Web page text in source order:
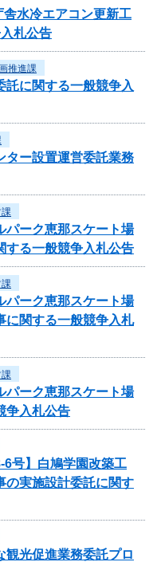
舎水冷エアコン更新工
札公告
推進課
託に関する一般競争入
ター設置運営委託業務
パーク恵那スケート場
する一般競争入札公告
パーク恵那スケート場
に関する一般競争入札
パーク恵那スケート場
争入札公告
6号】白鳩学園改築工
の実施設計委託に関す
観光促進業務委託プロ